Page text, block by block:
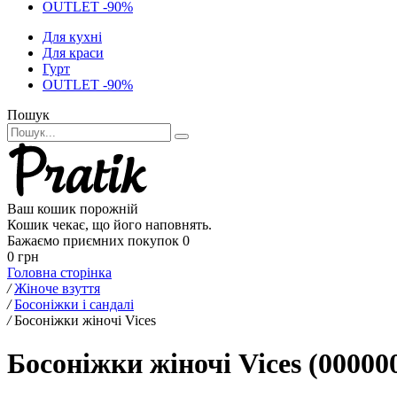
OUTLET -90%
Для кухні
Для краси
Гурт
OUTLET -90%
Пошук
Ваш кошик порожній
Кошик чекає, що його наповнять.
Бажаємо приємних покупок 0
0 грн
Головна сторінка
/ Жіноче взуття
/ Босоніжки і сандалі
/ Босоніжки жіночі Vices
Босоніжки жіночі Vices